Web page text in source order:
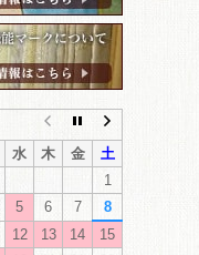
水 木 金
土
1
5 6 7
8
12 13 14
15